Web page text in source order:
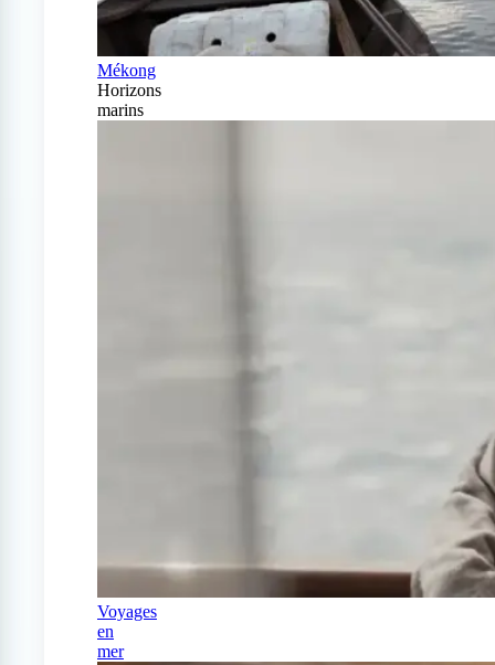
Mékong
Horizons
marins
Voyages
en
mer